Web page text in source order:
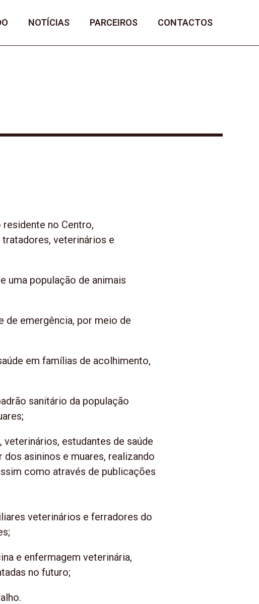
NOTÍCIAS PARCEIROS CONTACTOS
no Centro,
veterinários e
uma população de animais
de emergência, por meio de
em famílias de acolhimento,
sanitário da população
estudantes de saúde
asininos e muares, realizando
como através de publicações
veterinários e ferradores do
e enfermagem veterinária,
no futuro;